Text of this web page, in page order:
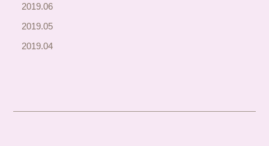
2019.06
2019.05
2019.04